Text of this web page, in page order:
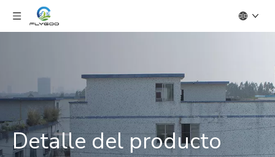
Detalle del producto